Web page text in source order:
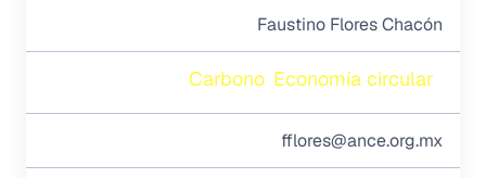
Faustino Flores Chacón
Carbono Economía circular
fflores@ance.org.mx